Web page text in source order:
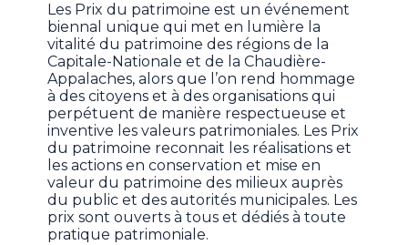
Les Prix du patrimoine est un événement
biennal unique qui met en lumière la
vitalité du patrimoine des régions de la
Capitale-Nationale et de la Chaudière-
Appalaches, alors que l’on rend hommage
à des citoyens et à des organisations qui
perpétuent de manière respectueuse et
inventive les valeurs patrimoniales. Les Prix
du patrimoine reconnait les réalisations et
les actions en conservation et mise en
valeur du patrimoine des milieux auprès
du public et des autorités municipales. Les
prix sont ouverts à tous et dédiés à toute
pratique patrimoniale.